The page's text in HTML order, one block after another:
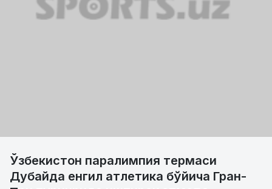
Ўзбекистон паралимпия термаси
Дубайда енгил атлетика бўйича Гран-